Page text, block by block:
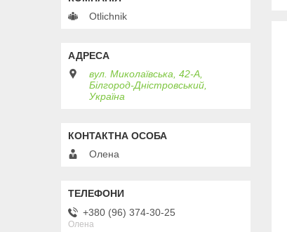
Otlichnik
вул. Миколаївська, 42-А,
Білгород-Дністровський,
Україна
Олена
+380 (96) 374-30-25
Олена